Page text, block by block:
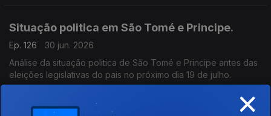
Situação politica em São Tomé e Principe.
Ep. 126
30 jun. 2026
Análise da situação politica de São Tomé e Principe antes das
eleições legislativas do pais no próximo dia 19 de julho.
×